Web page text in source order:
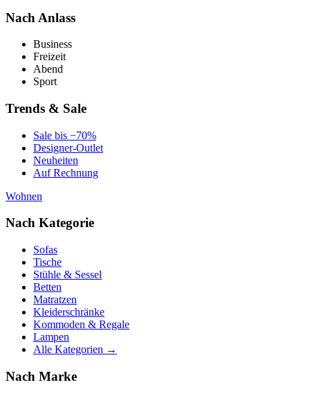
Nach Anlass
Business
Freizeit
Abend
Sport
Trends & Sale
Sale bis −70%
Designer-Outlet
Neuheiten
Auf Rechnung
Wohnen
Nach Kategorie
Sofas
Tische
Stühle & Sessel
Betten
Matratzen
Kleiderschränke
Kommoden & Regale
Lampen
Alle Kategorien →
Nach Marke